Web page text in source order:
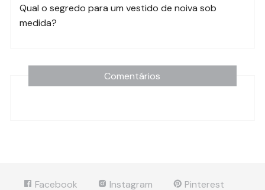
Qual o segredo para um vestido de noiva sob
medida?
Comentários
Facebook Instagram
Pinterest